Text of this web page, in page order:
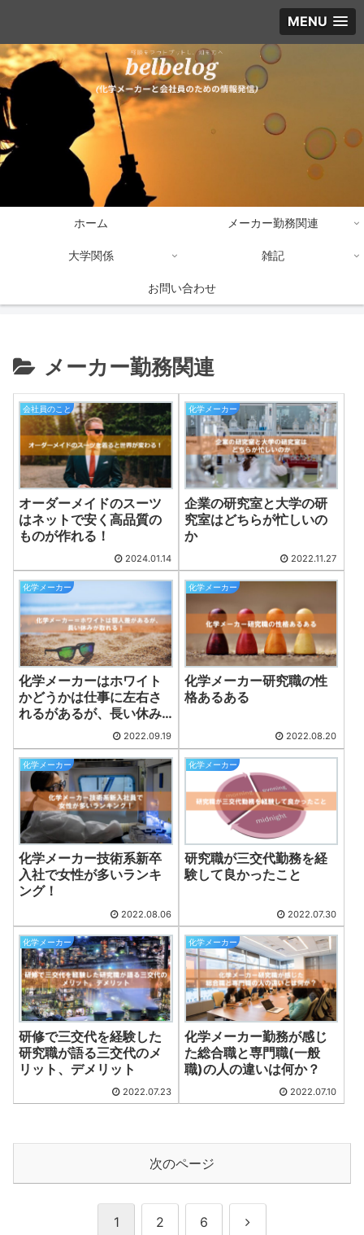
MENU
ホーム メーカー勤務関連
大学関係 雑記
お問い合わせ
メーカー勤務関連
会社員のこと
オーダーメイドのスーツ
はネットで安く高品質の
ものが作れる！
2024.01.14
化学メーカー
企業の研究室と大学の研
究室はどちらが忙しいの
か
2022.11.27
化学メーカー
化学メーカーはホワイト
かどうかは仕事に左右さ
れるがあるが、長い休み
2022.09.19
化学メーカー
化学メーカー研究職の性
格あるある
2022.08.20
化学メーカー
化学メーカー技術系新卒
入社で女性が多いランキ
ング！
2022.08.06
化学メーカー
研究職が三交代勤務を経
験して良かったこと
2022.07.30
化学メーカー
研修で三交代を経験した
研究職が語る三交代のメ
リット、デメリット
2022.07.23
化学メーカー
化学メーカー勤務が感じ
た総合職と専門職(一般
職)の人の違いは何か？
2022.07.10
次のページ
1 2 6 次